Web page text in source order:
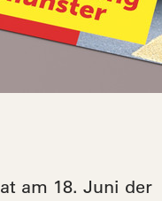
am 18. Juni der